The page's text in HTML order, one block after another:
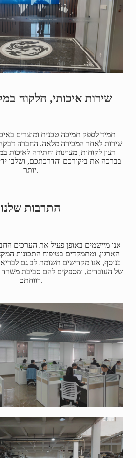
שירות איכותי, הלקוח
תמיד לספק תמיכה טכנית ומוצרים
שירות לאחר המכירה מלאה. החברה
רצון לקוחות, מצוינות וחתירה לאיכות
בברכה את ביקורכם והדרכתכם, ושלבו
יותר.
התרבות שלנו
אנו מיישמים באופן פעיל את הערכים
הארגון, ומתמקדים בטיפוח התכונות
בנוסף, אנו מקדישים תשומת לב גם
של העובדים, ומספקים להם סביבת משרד
רווחתם.